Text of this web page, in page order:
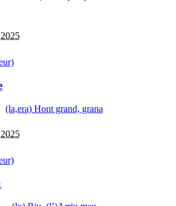
(la,era) Hont grand, grana